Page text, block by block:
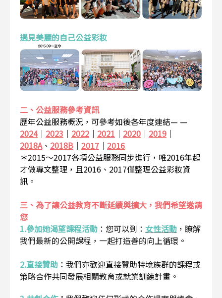
遇見美麗的自己公益彩妝
二、公益服務參考資訊
歷年公益服務概況，可參考如後各年度連結— —
2024｜ 2023 ｜ 2022 ｜ 2021 ｜ 2020 ｜ 2019 ｜
2018A、 2018B ｜ 2017 ｜ 2016
＊2015～2017各項公益服務同步進行，唯2016年起
才做專文整理，且2016、2017僅整理公益彩妝資
訊。
三、為了讓公益教育不斷延續與擴大，我們希望邀請
您
1.參加她渴望課程活動 ： 您可以到： 女性活動 ，瞭解
我們最新的公開課程，一起打造善的向上循環。
2.直接贊助 ： 我們亦歡迎直接贊助特境族群的課程或
策略合作共同發展相關教育或就業訓練計畫。